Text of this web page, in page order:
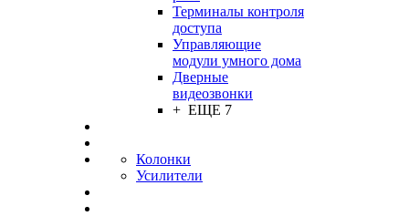
Терминалы контроля
доступа
Управляющие
модули умного дома
Дверные
видеозвонки
+ ЕЩЕ 7
Колонки
Усилители